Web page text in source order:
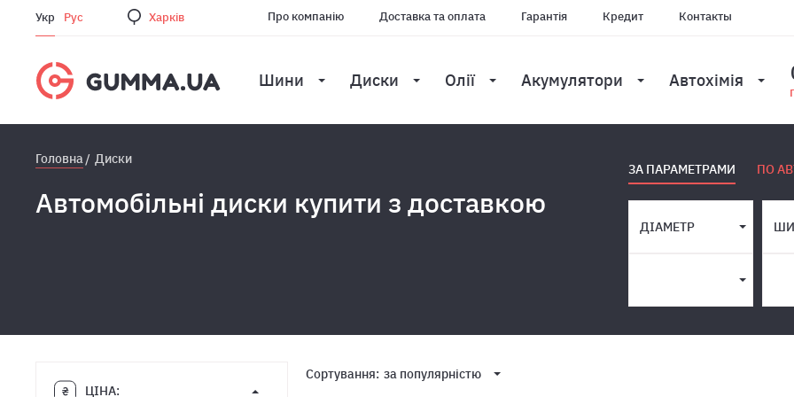
Укр Рус Харкiв Про компанію Доставка та оплата Гарантія Кредит Контакты
Шини Диски Олії Акумулятори Автохімія
Головна Диски
Автомобільні диски купити з доставкою
ЗА ПАРАМЕТРАМИ ПО
ДІАМЕТР
ЦІНА:
Сортування: за популярнiстю